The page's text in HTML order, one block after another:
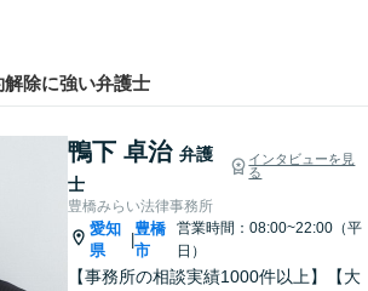
除に強い弁護士
鴨下 卓治 弁護
士
インタビューを見
る
豊橋みらい法律事務所
愛知
県
|
豊橋
市
営業時間：08:00~22:00（平
日）
【事務所の相談実績1000件以上】【大